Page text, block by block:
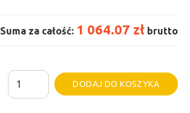
Suma za całość: 1 064.07 zł brutto
ilość
Grzejnik
DODAJ DO KOSZYKA